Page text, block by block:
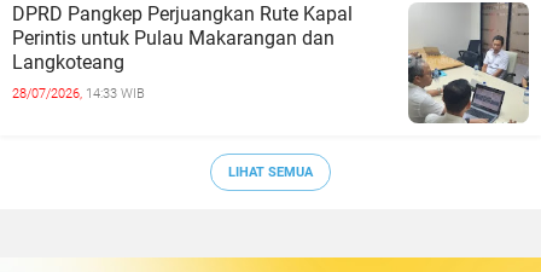
DPRD Pangkep Perjuangkan Rute Kapal
Perintis untuk Pulau Makarangan dan
Langkoteang
28/07/2026, 14:33 WIB
LIHAT SEMUA